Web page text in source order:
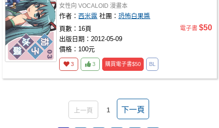
女性向 VOCALOID 漫畫本
作者：西米露 社團：恐怖白果醬
頁數：16頁
出版日期：2012-05-09
價格：100元
電子書 $50
3 3 購買電子書$50 BL
上一頁 1 下一頁